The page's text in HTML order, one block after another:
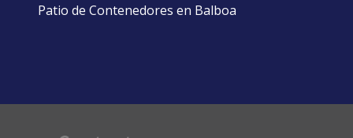
Patio de Contenedores en Balboa